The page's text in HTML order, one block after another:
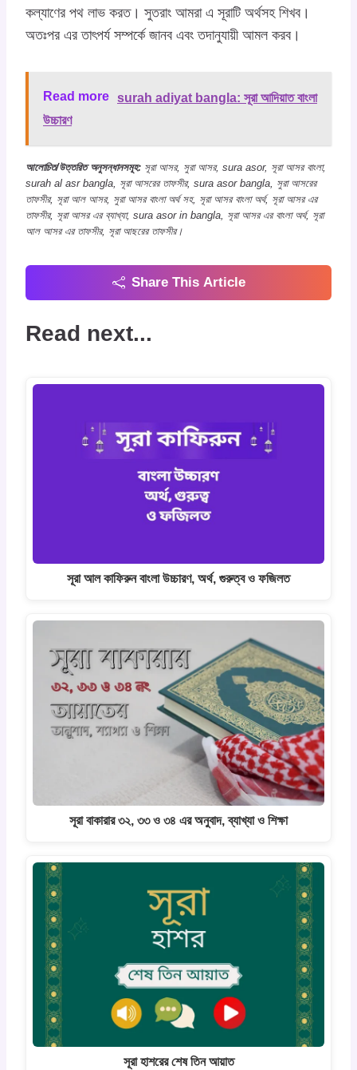
কল্যাণের পথ লাভ করত। সুতরাং আমরা এ সূরাটি অর্থসহ শিখব।
অতঃপর এর তাৎপর্য সম্পর্কে জানব এবং তদানুযায়ী আমল করব।
Read more surah adiyat bangla: সূরা আদিয়াত বাংলা
উচ্চারণ
আলোচিত/উত্তরিত অনুসন্ধানসমূহ: সূরা আসর, সুরা আসর, sura asor, সূরা আসর বাংলা,
surah al asr bangla, সূরা আসরের তাফসীর, sura asor bangla, সুরা আসরের
তাফসীর, সূরা আল আসর, সুরা আসর বাংলা অর্থ সহ, সূরা আসর বাংলা অর্থ, সূরা আসর এর
তাফসীর, সূরা আসর এর ব্যাখ্যা, sura asor in bangla, সূরা আসর এর বাংলা অর্থ, সূরা
আল আসর এর তাফসীর, সূরা আছরের তাফসীর।
Share This Article
Read next...
সূরা আল কাফিরুন বাংলা উচ্চারণ, অর্থ, গুরুত্ব ও ফজিলত
সূরা বাকারার ৩২, ৩৩ ও ৩৪ এর অনুবাদ, ব্যাখ্যা ও শিক্ষা
সূরা হাশরের শেষ তিন আয়াত